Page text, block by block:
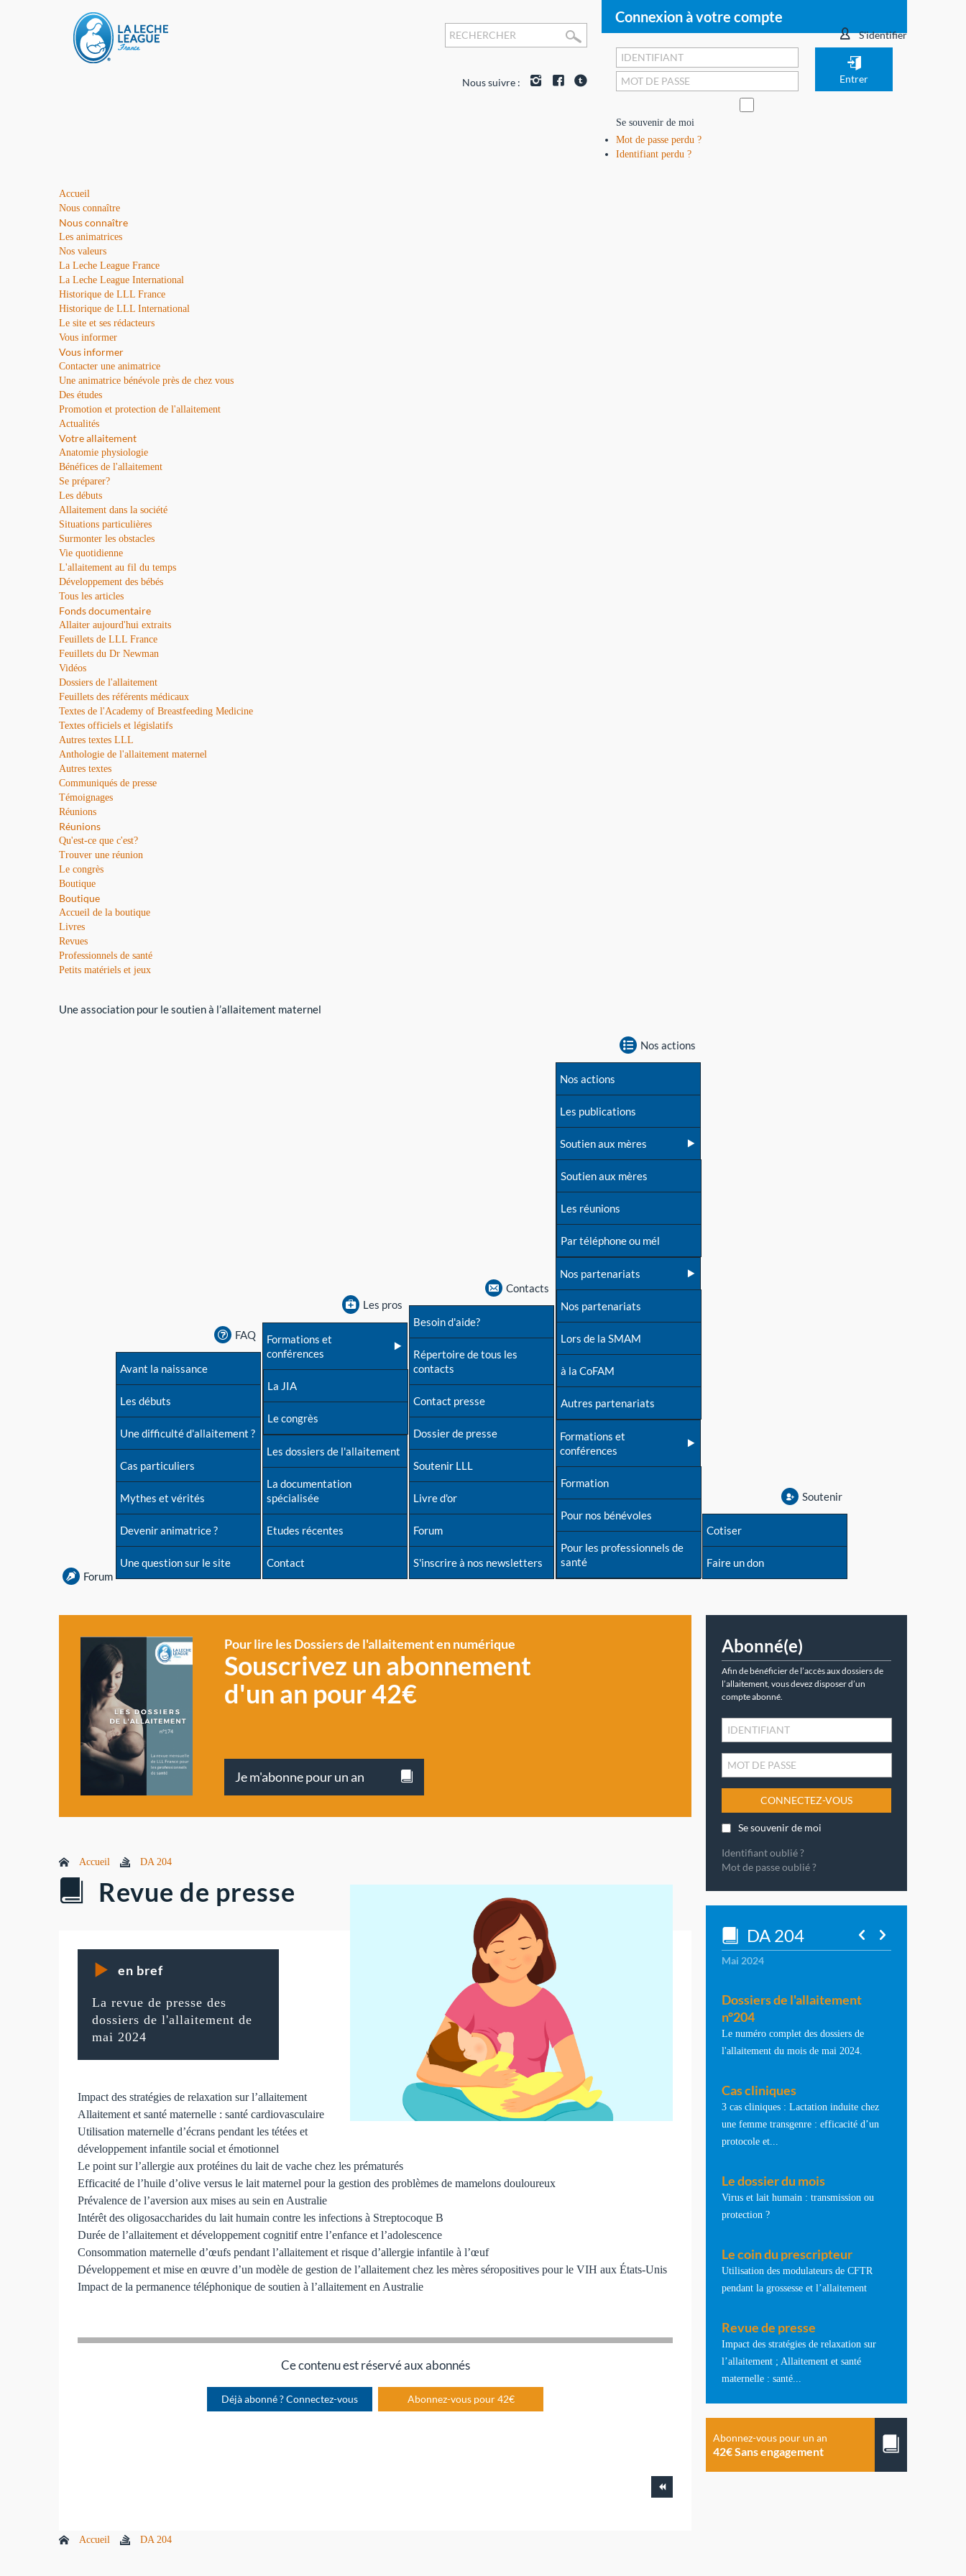
S'identifier
Connexion à votre compte
Se souvenir de moi
Mot de passe perdu ?
Identifiant perdu ?
Nous suivre :
Accueil
Nous connaître
Nous connaître
Les animatrices
Nos valeurs
La Leche League France
La Leche League International
Historique de LLL France
Historique de LLL International
Le site et ses rédacteurs
Vous informer
Vous informer
Contacter une animatrice
Une animatrice bénévole près de chez vous
Des études
Promotion et protection de l'allaitement
Actualités
Votre allaitement
Anatomie physiologie
Bénéfices de l'allaitement
Se préparer?
Les débuts
Allaitement dans la société
Situations particulières
Surmonter les obstacles
Vie quotidienne
L'allaitement au fil du temps
Développement des bébés
Tous les articles
Fonds documentaire
Allaiter aujourd'hui extraits
Feuillets de LLL France
Feuillets du Dr Newman
Vidéos
Dossiers de l'allaitement
Feuillets des référents médicaux
Textes de l'Academy of Breastfeeding Medicine
Textes officiels et législatifs
Autres textes LLL
Anthologie de l'allaitement maternel
Autres textes
Communiqués de presse
Témoignages
Réunions
Réunions
Qu'est-ce que c'est?
Trouver une réunion
Le congrès
Boutique
Boutique
Accueil de la boutique
Livres
Revues
Professionnels de santé
Petits matériels et jeux
Une association pour le soutien à l’allaitement maternel
Forum
FAQ
Avant la naissance
Les débuts
Une difficulté d'allaitement ?
Cas particuliers
Mythes et vérités
Devenir animatrice ?
Une question sur le site
Les pros
Formations et
conférences
La JIA
Le congrès
Les dossiers de l'allaitement
La documentation
spécialisée
Etudes récentes
Contact
Contacts
Besoin d'aide?
Répertoire de tous les
contacts
Contact presse
Dossier de presse
Soutenir LLL
Livre d'or
Forum
S'inscrire à nos newsletters
Nos actions
Nos actions
Les publications
Soutien aux mères
Soutien aux mères
Les réunions
Par téléphone ou mél
Nos partenariats
Nos partenariats
Lors de la SMAM
à la CoFAM
Autres partenariats
Formations et
conférences
Formation
Pour nos bénévoles
Pour les professionnels de
santé
Soutenir
Cotiser
Faire un don
Pour lire les Dossiers de l'allaitement en numérique
Souscrivez un abonnement
d'un an pour 42€
Je m'abonne pour un an
Accueil DA 204
Revue de presse
en bref
La revue de presse des
dossiers de l'allaitement de
mai 2024
Impact des stratégies de relaxation sur l’allaitement
Allaitement et santé maternelle : santé cardiovasculaire
Utilisation maternelle d’écrans pendant les tétées et
développement infantile social et émotionnel
Le point sur l’allergie aux protéines du lait de vache chez les prématurés
Efficacité de l’huile d’olive versus le lait maternel pour la gestion des problèmes de mamelons douloureux
Prévalence de l’aversion aux mises au sein en Australie
Intérêt des oligosaccharides du lait humain contre les infections à Streptocoque B
Durée de l’allaitement et développement cognitif entre l’enfance et l’adolescence
Consommation maternelle d’œufs pendant l’allaitement et risque d’allergie infantile à l’œuf
Développement et mise en œuvre d’un modèle de gestion de l’allaitement chez les mères séropositives pour le VIH aux États-Unis
Impact de la permanence téléphonique de soutien à l’allaitement en Australie
Ce contenu est réservé aux abonnés
Déjà abonné ? Connectez-vous Abonnez-vous pour 42€
Accueil DA 204
Abonné(e)
Afin de bénéficier de l’accès aux dossiers de
l’allaitement, vous devez disposer d’un
compte abonné.
CONNECTEZ-VOUS
Se souvenir de moi
Identifiant oublié ?
Mot de passe oublié ?
DA 204
Mai 2024
Dossiers de l'allaitement
n°204
Le numéro complet des dossiers de
l'allaitement du mois de mai 2024.
Cas cliniques
3 cas cliniques : Lactation induite chez
une femme transgenre : efficacité d’un
protocole et...
Le dossier du mois
Virus et lait humain : transmission ou
protection ?
Le coin du prescripteur
Utilisation des modulateurs de CFTR
pendant la grossesse et l’allaitement
Revue de presse
Impact des stratégies de relaxation sur
l’allaitement ; Allaitement et santé
maternelle : santé...
Abonnez-vous pour un an
42€ Sans engagement